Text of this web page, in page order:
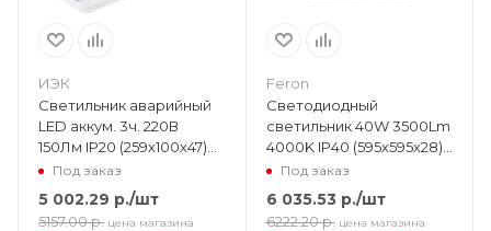
ИЭК
Светильник аварийный
LED аккум. 3ч. 220В
150Лм IP20 (259х100х47)
ДПА 5032-3 пост. LDPA1-
5030-3-20-K01
Под заказ
5 002.29 р./шт
5157.00 р. цена магазина
Feron
Светодиодный
светильник 40W 3500Lm
4000K IP40 (595х595х28)
универс. опал с БАП 1,5
часа AL2118 48294
Под заказ
6 035.53р./шт
6222.20 р. цена магазина